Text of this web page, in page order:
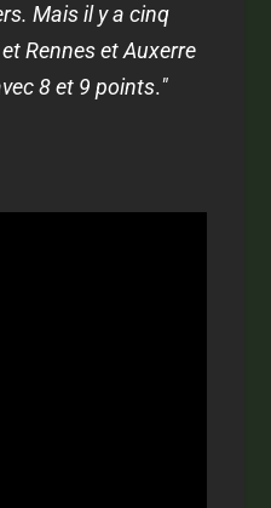
Mais il y a cinq
Rennes et Auxerre
8 et 9 points."